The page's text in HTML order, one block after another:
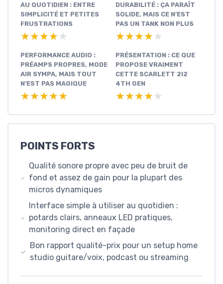
AU QUOTIDIEN : ENTRE
SIMPLICITÉ ET PETITES
FRUSTRATIONS
★★★★★
★★★★★
DURABILITÉ : ÇA PARAÎT
SOLIDE, MAIS CE N’EST
PAS UN TANK NON PLUS
★★★★★
★★★★★
PERFORMANCE AUDIO :
PRÉAMPS PROPRES, MODE
AIR SYMPA, MAIS TOUT
N’EST PAS MAGIQUE
★★★★★
★★★★★
PRÉSENTATION : CE QUE
PROPOSE VRAIMENT
CETTE SCARLETT 2I2
4TH GEN
★★★★★
★★★★★
POINTS FORTS
Qualité sonore propre avec peu de bruit de
fond et assez de gain pour la plupart des
micros dynamiques
Interface simple à utiliser au quotidien :
potards clairs, anneaux LED pratiques,
monitoring direct en façade
Bon rapport qualité-prix pour un setup home
studio guitare/voix, podcast ou streaming